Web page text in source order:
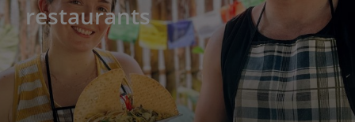
restaurants